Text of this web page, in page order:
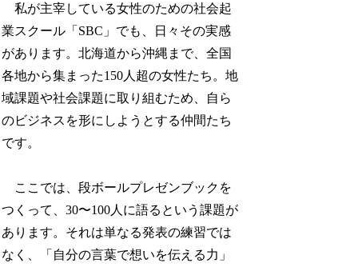
私が主宰している女性のための社会起
業スクール「SBC」でも、日々その実感
があります。北海道から沖縄まで、全国
各地から集まった150人超の女性たち。地
域課題や社会課題に取り組むため、自ら
のビジネスを形にしようとする仲間たち
です。
ここでは、段ボールプレゼンブックを
つくって、30〜100人に語るという課題が
あります。それは単なる発表の練習では
なく、「自分の言葉で想いを伝える力」